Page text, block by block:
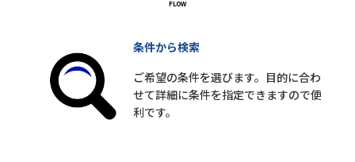
条件から検索
ご希望の条件を選びます。目的に合わ
せて詳細に条件を指定できますので便
利です。